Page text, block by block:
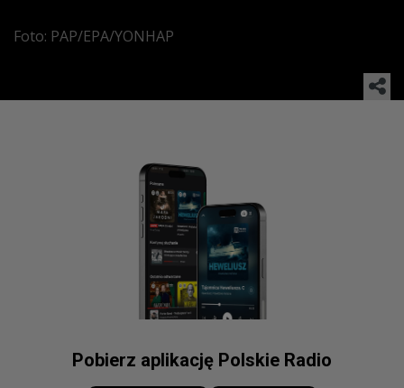
Foto: PAP/EPA/YONHAP
Pobierz aplikację Polskie Radio